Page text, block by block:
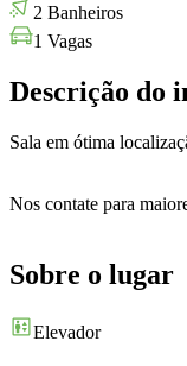
2 Banheiros
1 Vagas
Descrição do
Sala em ótima
Nos contate para
Sobre o lugar
Elevador